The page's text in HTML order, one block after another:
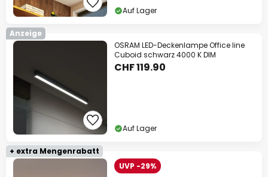
Auf Lager
Anzeige
OSRAM LED-Deckenlampe Office line
Cuboid schwarz 4000 K DIM
CHF 119.90
Auf Lager
+ extra Mengenrabatt
UVP -29%